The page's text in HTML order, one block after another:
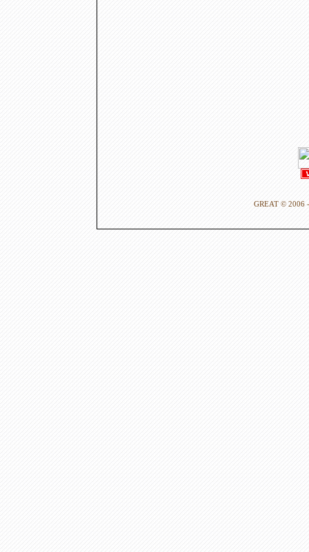
GREAT © 2006